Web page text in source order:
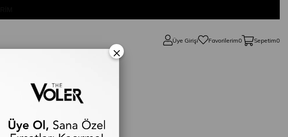
Üye Girişi Favorilerim0 Sepetim0
×